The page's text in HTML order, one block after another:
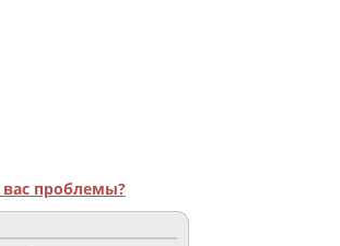
вас проблемы?